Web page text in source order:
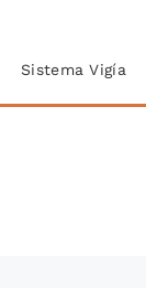
Sistema Vigía